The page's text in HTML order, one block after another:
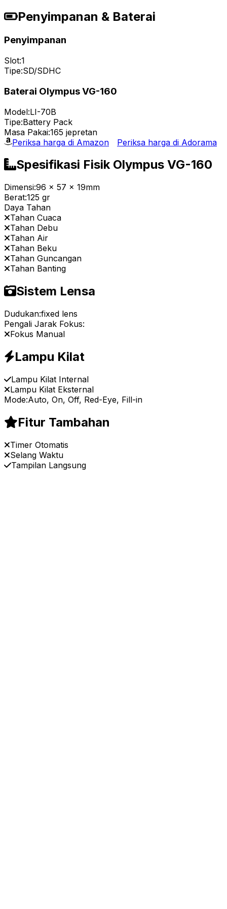
Penyimpanan & Baterai
Penyimpanan
Slot:1
Tipe:SD/SDHC
Baterai Olympus VG-160
Model:LI-70B
Tipe:Battery Pack
Masa Pakai:165 jepretan
Periksa harga di Amazon
Periksa harga di Adorama
Spesifikasi Fisik Olympus VG-160
Dimensi:96 x 57 x 19mm
Berat:125 gr
Daya Tahan
Tahan Cuaca
Tahan Debu
Tahan Air
Tahan Beku
Tahan Guncangan
Tahan Banting
Sistem Lensa
Dudukan:fixed lens
Pengali Jarak Fokus:
Fokus Manual
Lampu Kilat
Lampu Kilat Internal
Lampu Kilat Eksternal
Mode:Auto, On, Off, Red-Eye, Fill-in
Fitur Tambahan
Timer Otomatis
Selang Waktu
Tampilan Langsung